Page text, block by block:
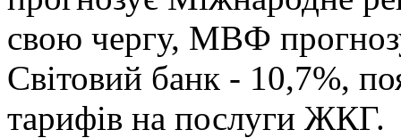
свою чергу, МВФ
Світовий банк - 10,7%,
тарифів на послуги ЖКГ.